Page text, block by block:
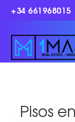
+34 661968015
Pisos